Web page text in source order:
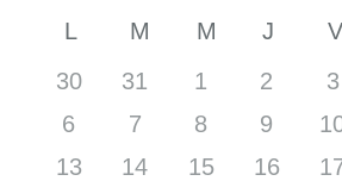
une
Calendrier
Évènements
LLUNDI
M MARDI
M MERCREDI
J JEUDI
V
0
évènements
30
0
évènements
31
0
évènements
1
0
2
0
3
0
évènements
6
0
évènements
7
0
évènements
8
0
9
0
0
13
0
14
0
15
0
16
0